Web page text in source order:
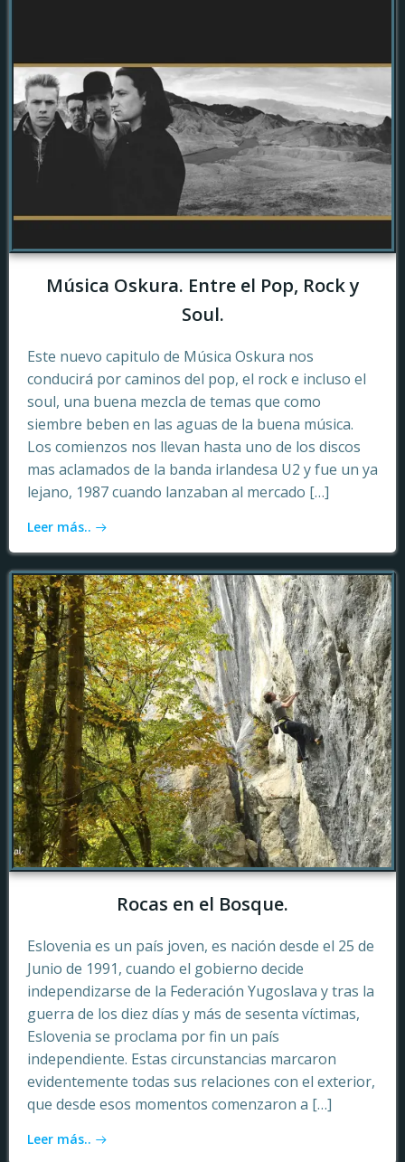
Música Oskura. Entre el Pop, Rock y
Soul.
Este nuevo capitulo de Música Oskura nos
conducirá por caminos del pop, el rock e incluso el
soul, una buena mezcla de temas que como
siembre beben en las aguas de la buena música.
Los comienzos nos llevan hasta uno de los discos
mas aclamados de la banda irlandesa U2 y fue un ya
lejano, 1987 cuando lanzaban al mercado […]
Leer más..
Rocas en el Bosque.
Eslovenia es un país joven, es nación desde el 25 de
Junio de 1991, cuando el gobierno decide
independizarse de la Federación Yugoslava y tras la
guerra de los diez días y más de sesenta víctimas,
Eslovenia se proclama por fin un país
independiente. Estas circunstancias marcaron
evidentemente todas sus relaciones con el exterior,
que desde esos momentos comenzaron a […]
Leer más..